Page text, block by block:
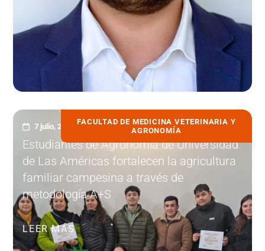
FACULTAD DE MEDICINA VETERINARIA Y
AGRONOMÍA
7 julio, 2026
Estudiantes de Agronomía de Universidad
de Las Américas fortalecen la agricultura
familiar campesina a través de
metodología A+S
LEER MÁS